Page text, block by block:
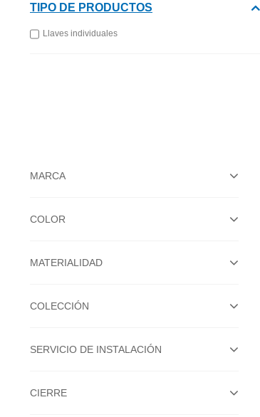
MARCA
COLOR
MATERIALIDAD
TIPO DE PRODUCTOS
Llaves individuales
COLECCIÓN
SERVICIO DE INSTALACIÓN
CIERRE